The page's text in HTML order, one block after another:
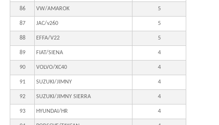
86 VW/AMAROK 5
87 JAC/v260 5
88 EFFA/V22 5
89 FIAT/SIENA 4
90 VOLVO/XC40 4
91 SUZUKI/JIMNY 4
92 SUZUKI/JIMNY SIERRA 4
93 HYUNDAI/HR 4